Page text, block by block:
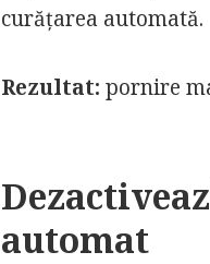
curățarea automată.
Rezultat: pornire
automat